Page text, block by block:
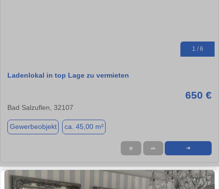
1 / 6
Ladenlokal in top Lage zu vermieten
650 €
Bad Salzuflen, 32107
Gewerbeobjekt ca. 45,00 m²
★ ➦ ➜